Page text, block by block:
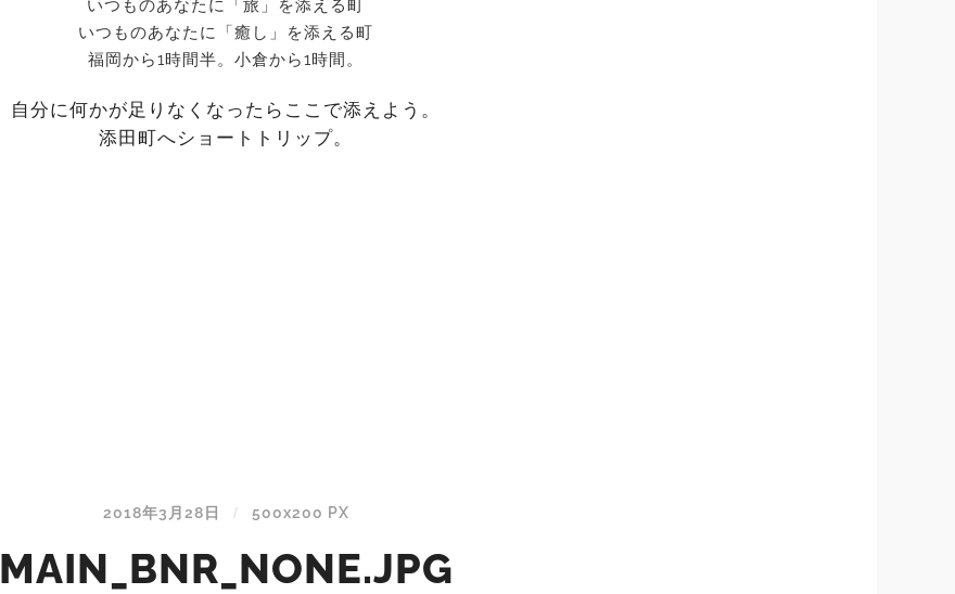
いつものあなたに「旅」を添える町
いつものあなたに「癒し」を添える町
福岡から1時間半。小倉から1時間。
自分に何かが足りなくなったらここで添えよう。
添田町へショートトリップ。
2018年3月28日 / 500x200 PX
MAIN_BNR_NONE.JPG